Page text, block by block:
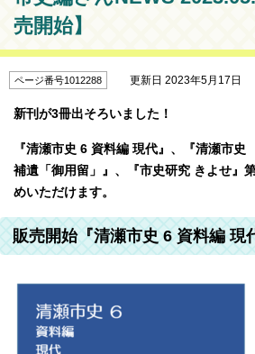
売開始】
ページ番号1012288 更新日 2023年5月17日
新刊が3冊出そろいました！
『清瀬市史 6 資料編 現代』、『清瀬市
補遺「御用留」』、『市史研究 きよせ』
めいただけます。
販売開始『清瀬市史 6 資料編 現